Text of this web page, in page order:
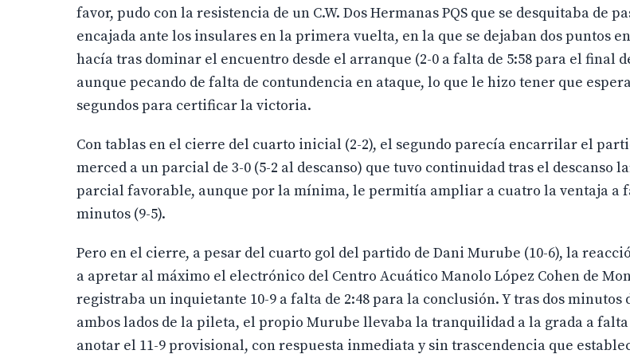
favor, pudo con la resistencia de un C.W. Dos Hermanas PQS que se desquitaba de
encajada ante los insulares en la primera vuelta, en la que se dejaban dos puntos
hacía tras dominar el encuentro desde el arranque (2-0 a falta de 5:58 para el final
aunque pecando de falta de contundencia en ataque, lo que le hizo tener que
segundos para certificar la victoria.
Con tablas en el cierre del cuarto inicial (2-2), el segundo parecía encarrilar el
merced a un parcial de 3-0 (5-2 al descanso) que tuvo continuidad tras el descanso
parcial favorable, aunque por la mínima, le permitía ampliar a cuatro la ventaja a
minutos (9-5).
Pero en el cierre, a pesar del cuarto gol del partido de Dani Murube (10-6), la
a apretar al máximo el electrónico del Centro Acuático Manolo López Cohen de
registraba un inquietante 10-9 a falta de 2:48 para la conclusión. Y tras dos minutos
ambos lados de la pileta, el propio Murube llevaba la tranquilidad a la grada a falta
anotar el 11-9 provisional, con respuesta inmediata y sin trascendencia que